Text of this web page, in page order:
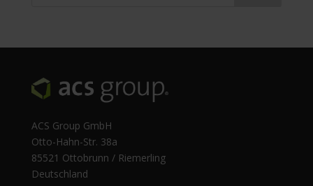
ACS Group GmbH
Otto-Hahn-Str. 38a
85521 Ottobrunn / Riemerling
Deutschland